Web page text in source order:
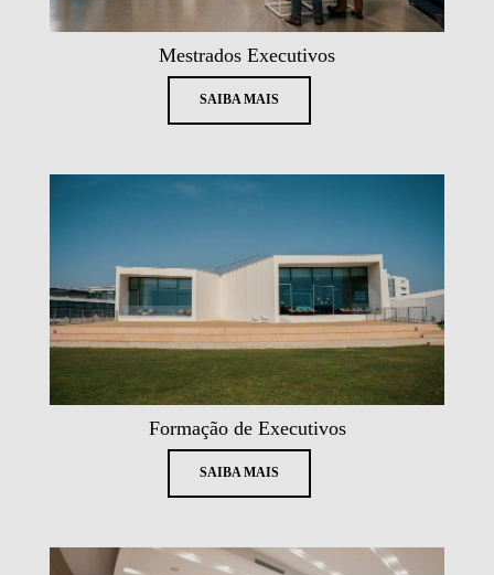
Mestrados Executivos
SAIBA MAIS
Formação de Executivos
SAIBA MAIS